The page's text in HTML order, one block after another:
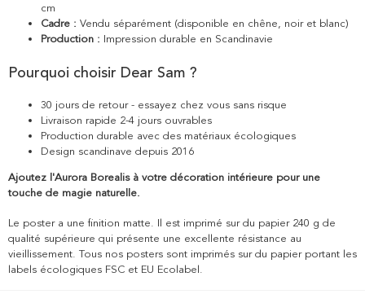
cm
Cadre : Vendu séparément (disponible en chêne, noir et blanc)
Production : Impression durable en Scandinavie
Pourquoi choisir Dear Sam ?
30 jours de retour - essayez chez vous sans risque
Livraison rapide 2-4 jours ouvrables
Production durable avec des matériaux écologiques
Design scandinave depuis 2016
Ajoutez l'Aurora Borealis à votre décoration intérieure pour une
touche de magie naturelle.
Le poster a une finition matte. Il est imprimé sur du papier 240 g de
qualité supérieure qui présente une excellente résistance au
vieillissement. Tous nos posters sont imprimés sur du papier portant les
labels écologiques FSC et EU Ecolabel.